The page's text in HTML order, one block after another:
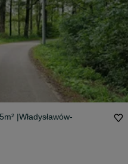
|Władysławów-